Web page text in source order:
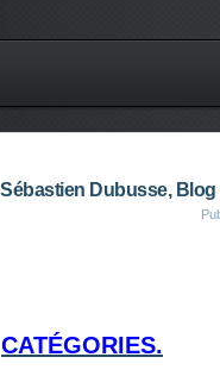
Dubusse,
CATÉGORIES.